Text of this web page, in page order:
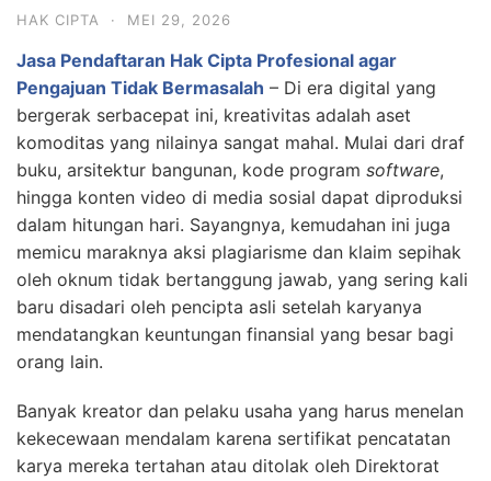
HAK CIPTA · MEI 29, 2026
Jasa Pendaftaran Hak Cipta Profesional agar
Pengajuan Tidak Bermasalah – Di era digital yang
bergerak serbacepat ini, kreativitas adalah aset
komoditas yang nilainya sangat mahal. Mulai dari draf
buku, arsitektur bangunan, kode program software,
hingga konten video di media sosial dapat diproduksi
dalam hitungan hari. Sayangnya, kemudahan ini juga
memicu maraknya aksi plagiarisme dan klaim sepihak
oleh oknum tidak bertanggung jawab, yang sering kali
baru disadari oleh pencipta asli setelah karyanya
mendatangkan keuntungan finansial yang besar bagi
orang lain.
Banyak kreator dan pelaku usaha yang harus menelan
kekecewaan mendalam karena sertifikat pencatatan
karya mereka tertahan atau ditolak oleh Direktorat